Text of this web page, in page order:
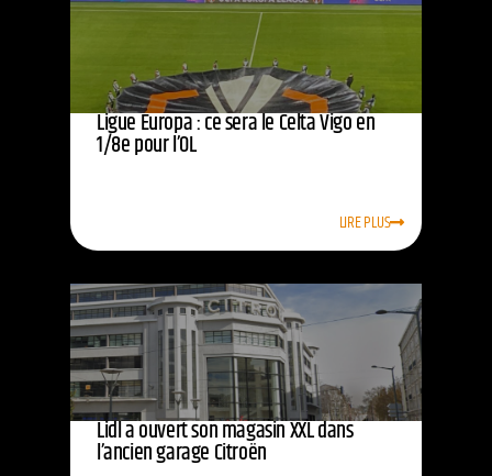
Ligue Europa : ce sera le Celta Vigo en
1/8e pour l’OL
LIRE PLUS
Lidl a ouvert son magasin XXL dans
l’ancien garage Citroën